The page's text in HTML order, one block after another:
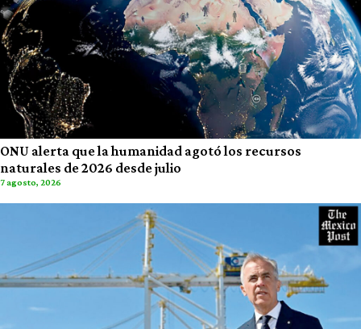
ONU alerta que la humanidad agotó los recursos
naturales de 2026 desde julio
7 agosto, 2026